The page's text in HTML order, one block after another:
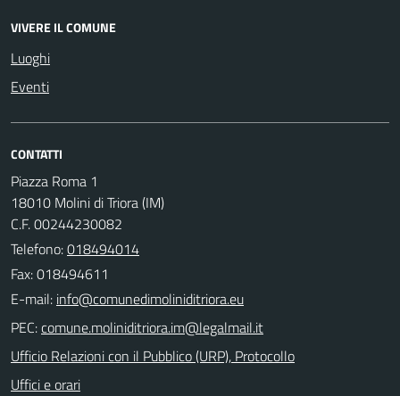
VIVERE IL COMUNE
Luoghi
Eventi
CONTATTI
Piazza Roma 1
18010 Molini di Triora (IM)
C.F. 00244230082
Telefono:018494014
Fax: 018494611
E-mail:
PEC:
Ufficio Relazioni con il Pubblico (URP), Protocollo
Uffici e orari